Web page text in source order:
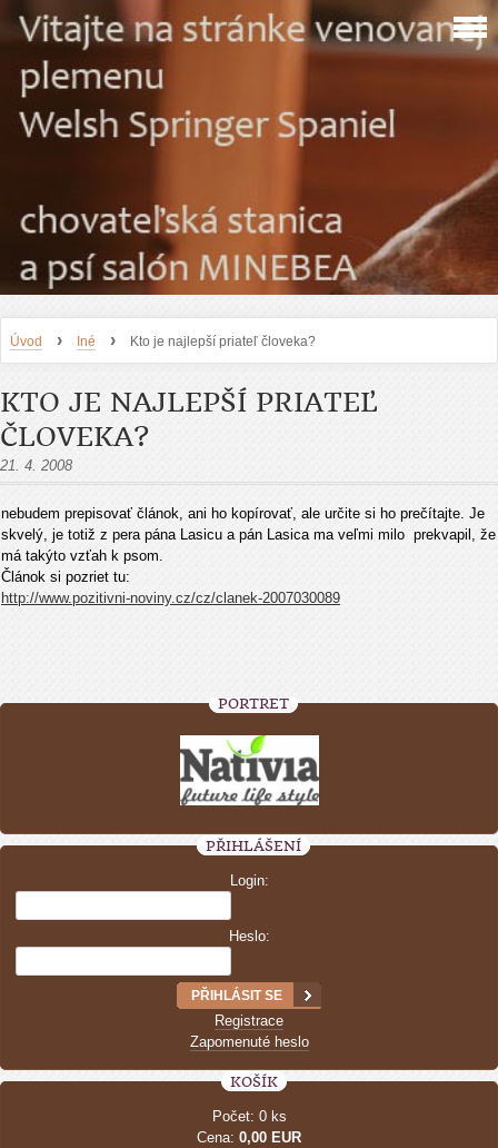
Úvod › Iné › Kto je najlepší priateľ človeka?
KTO JE NAJLEPŠÍ PRIATEĽ
ČLOVEKA?
21. 4. 2008
nebudem prepisovať článok, ani ho kopírovať, ale určite si ho prečítajte. Je
skvelý, je totiž z pera pána Lasicu a pán Lasica ma veľmi milo prekvapil, že
má takýto vzťah k psom.
Článok si pozriet tu:
http://www.pozitivni-noviny.cz/cz/clanek-2007030089
PORTRÉT
PŘIHLÁŠENÍ
Login:
Heslo:
Registrace
Zapomenuté heslo
KOŠÍK
Počet: 0 ks
Cena: 0,00 EUR